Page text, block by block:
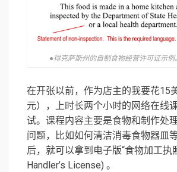
●得克萨斯州的自制食物经营许可证示例
在开张以前，作为店主的我要花15
元），上时长两个小时的网络在线
试。课程内容主要是食物和制作处
问题，比如如何清洁消毒食物器皿
后，就可以拿到电子版“食物加工执
Handler’s License) 。